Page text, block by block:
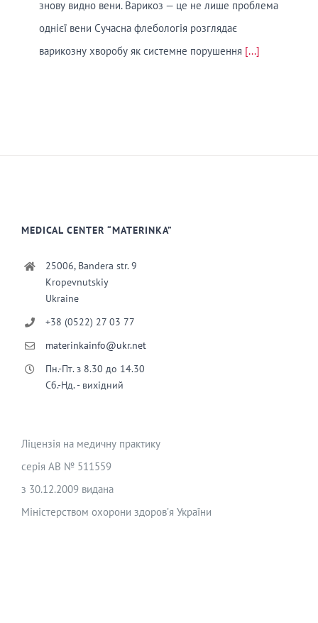
знову видно вени. Варикоз — це не лише проблема
однієї вени Сучасна флебологія розглядає
варикозну хворобу як системне порушення [...]
MEDICAL CENTER “MATERINKA”
25006, Bandera str. 9
Kropevnutskiy
Ukraine
+38 (0522) 27 03 77
materinkainfo@ukr.net
Пн.-Пт. з 8.30 до 14.30
Сб.-Нд. - вихідний
Ліцензія на медичну практику
серія АВ № 511559
з 30.12.2009 видана
Міністерством охорони здоров’я України